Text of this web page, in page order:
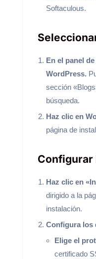
Softaculous.
En el panel
WordPress.
sección
búsqueda.
Haz clic en
página de
Configurar
Haz clic en
dirigido a la
instalación.
Configura los
Elige el
certificado